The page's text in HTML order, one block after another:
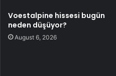
Voestalpine hissesi bugün
neden düşüyor?
August 6, 2026